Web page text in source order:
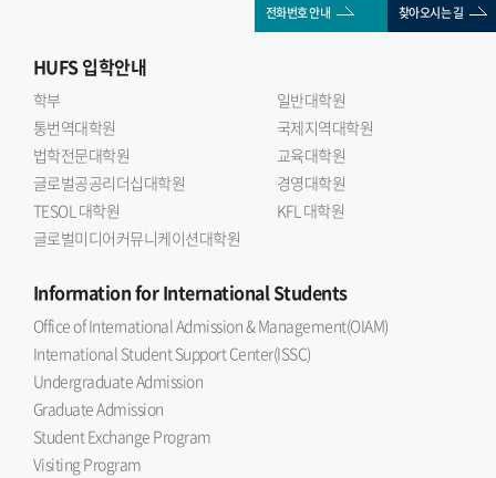
전화번호 안내 찾아오시는 길
HUFS입학안내
학부
일반대학원
통번역대학원
국제지역대학원
법학전문대학원
교육대학원
글로벌공공리더십대학원
경영대학원
TESOL 대학원
KFL 대학원
글로벌미디어커뮤니케이션대학원
Informationfor International Students
Office of International Admission & Management(OIAM)
International Student Support Center(ISSC)
Undergraduate Admission
Graduate Admission
Student Exchange Program
Visiting Program